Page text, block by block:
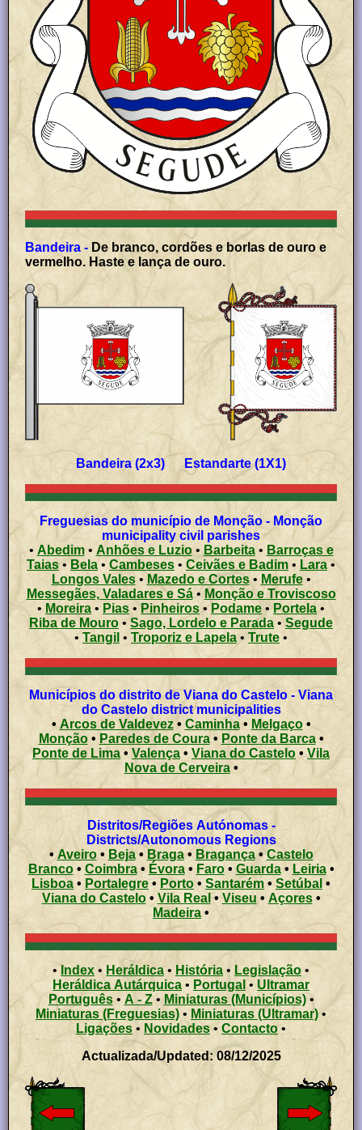
Bandeira - De branco, cordões e borlas de ouro e
vermelho. Haste e lança de ouro.
Bandeira (2x3) Estandarte (1X1)
Freguesias do município de Monção - Monção
municipality civil parishes
• Abedim• Anhões e Luzio•Barbeita• Barroças e
Taias• Bela• Cambeses• Ceivães e Badim • Lara•
Longos Vales• Mazedo e Cortes• Merufe•
Messegães, Valadares e Sá• Monção e Troviscoso
• Moreira • Pias •Pinheiros • Podame •Portela •
Riba de Mouro • Sago, Lordelo e Parada •Segude
• Tangil • Troporiz e Lapela • Trute •
Municípios do distrito de Viana do Castelo - Viana
do Castelo district municipalities
• Arcos de Valdevez• Caminha• Melgaço•
Monção• Paredes de Coura• Ponte da Barca•
Ponte de Lima • Valença • Viana do Castelo •Vila
Nova de Cerveira•
Distritos/Regiões Autónomas -
Districts/Autonomous Regions
• Aveiro• Beja• Braga• Bragança•Castelo
Branco• Coimbra• Évora•Faro• Guarda• Leiria•
Lisboa • Portalegre• Porto • Santarém • Setúbal •
Viana do Castelo• Vila Real •Viseu • Açores •
Madeira •
• Index • Heráldica• História • Legislação •
Heráldica Autárquica • Portugal • Ultramar
Português• A - Z• Miniaturas (Municípios)•
Miniaturas (Freguesias) • Miniaturas (Ultramar) •
Ligações • Novidades•Contacto•
Actualizada/Updated: 08/12/2025